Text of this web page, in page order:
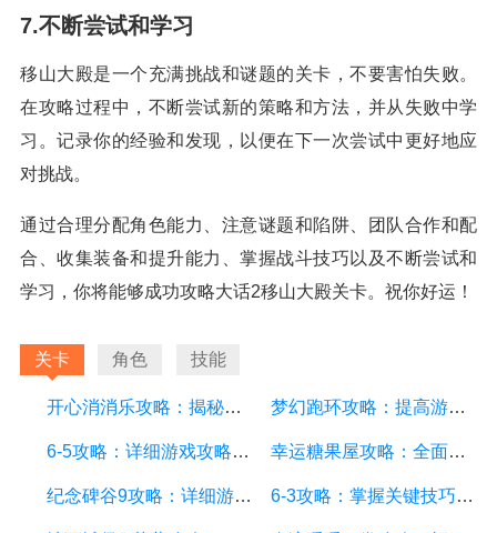
7.不断尝试和学习
移山大殿是一个充满挑战和谜题的关卡，不要害怕失败。
在攻略过程中，不断尝试新的策略和方法，并从失败中学
习。记录你的经验和发现，以便在下一次尝试中更好地应
对挑战。
通过合理分配角色能力、注意谜题和陷阱、团队合作和配
合、收集装备和提升能力、掌握战斗技巧以及不断尝试和
学习，你将能够成功攻略大话2移山大殿关卡。祝你好运！
关卡 角色 技能
开心消消乐攻略：揭秘隐藏关卡，助你轻松通关 梦幻跑环攻略：提高游戏效率的详细指南
6-5攻略：详细游戏攻略方面的描述 幸运糖果屋攻略：全面指南、技巧和秘籍
纪念碑谷9攻略：详细游戏攻略方案，通关技巧和秘籍 6-3攻略：掌握关键技巧，轻松通关的秘诀揭秘